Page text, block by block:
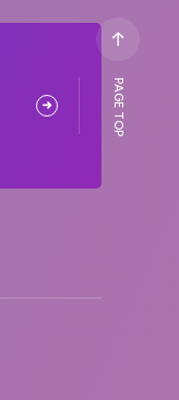
PAGE TOP